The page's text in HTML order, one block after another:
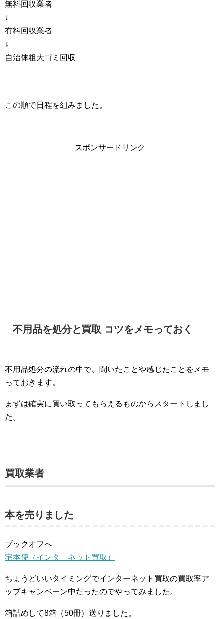
無料回収業者
↓
有料回収業者
↓
自治体粗大ゴミ回収
この順で日程を組みました。
スポンサードリンク
不用品を処分と買取 コツをメモっておく
不用品処分の流れの中で、聞いたことや感じたことをメモ
っておきます。
まずは確実に買い取ってもらえるものからスタートしまし
た。
買取業者
本を売りました
ブックオフへ
宅本便（インターネット買取）
ちょうどいいタイミングでインターネット買取の買取率ア
ップキャンペーン中だったのでやってみました。
箱詰めして8箱（50冊）送りました。